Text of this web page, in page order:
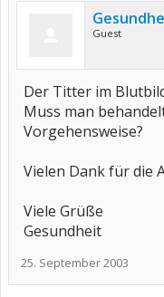
Guest
Der Titter im
Muss man
Vorgehensweise?
Vielen Dank für die
Viele Grüße
Gesundheit
25. September 2003